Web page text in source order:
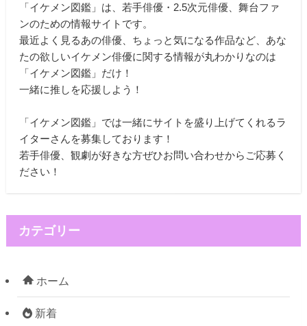
「イケメン図鑑」は、若手俳優・2.5次元俳優、舞台ファ
ンのための情報サイトです。
最近よく見るあの俳優、ちょっと気になる作品など、あな
たの欲しいイケメン俳優に関する情報が丸わかりなのは
「イケメン図鑑」だけ！
一緒に推しを応援しよう！
「イケメン図鑑」では一緒にサイトを盛り上げてくれるラ
イターさんを募集しております！
若手俳優、観劇が好きな方ぜひお問い合わせからご応募く
ださい！
カテゴリー
ホーム
新着